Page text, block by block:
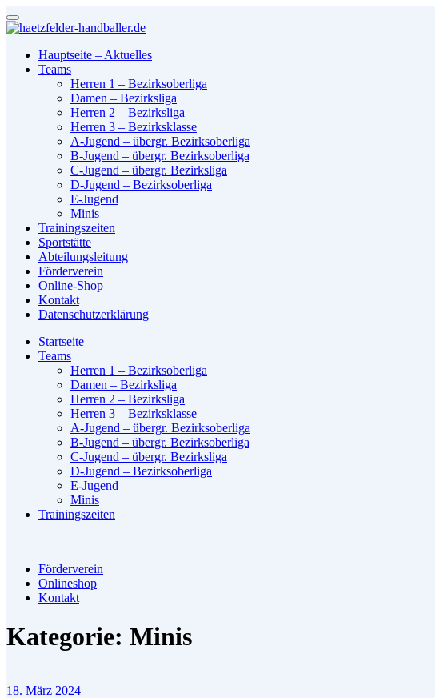
Hauptseite – Aktuelles
Teams
Herren 1 – Bezirksoberliga
Damen – Bezirksliga
Herren 2 – Bezirksliga
Herren 3 – Bezirksklasse
A-Jugend – übergr. Bezirksoberliga
B-Jugend – übergr. Bezirksoberliga
C-Jugend – übergr. Bezirksliga
D-Jugend – Bezirksoberliga
E-Jugend
Minis
Trainingszeiten
Sportstätte
Abteilungsleitung
Förderverein
Online-Shop
Kontakt
Datenschutzerklärung
Startseite
Teams
Herren 1 – Bezirksoberliga
Damen – Bezirksliga
Herren 2 – Bezirksliga
Herren 3 – Bezirksklasse
A-Jugend – übergr. Bezirksoberliga
B-Jugend – übergr. Bezirksoberliga
C-Jugend – übergr. Bezirksliga
D-Jugend – Bezirksoberliga
E-Jugend
Minis
Trainingszeiten
Förderverein
Onlineshop
Kontakt
Kategorie: Minis
18. März 2024